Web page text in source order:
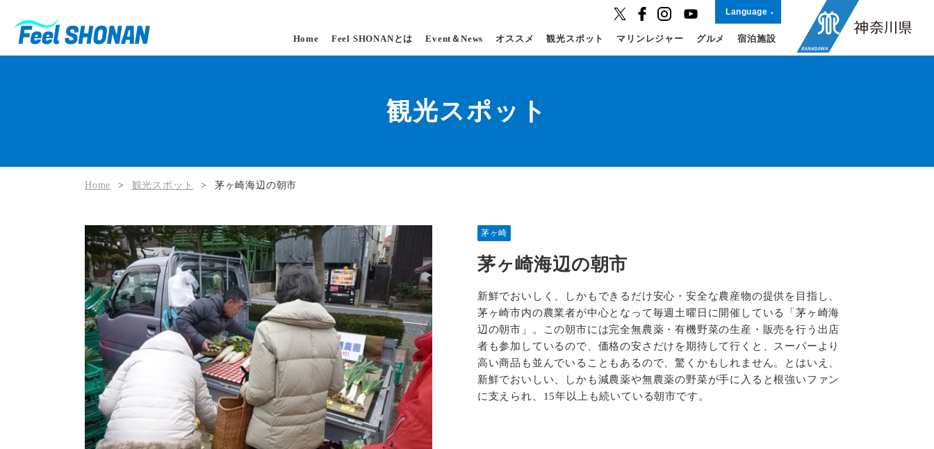
Language
Home Feel SHONANとは Event＆News オススメ 観光スポット マリンレジャー グルメ 宿泊施設
観光スポット
Home > 観光スポット > 茅ヶ崎海辺の朝市
茅ヶ崎
茅ヶ崎海辺の朝市
新鮮でおいしく、しかもできるだけ安心・安全な農産物の提供を目指し、
茅ヶ崎市内の農業者が中心となって毎週土曜日に開催している「茅ヶ崎海
辺の朝市」。この朝市には完全無農薬・有機野菜の生産・販売を行う出店
者も参加しているので、価格の安さだけを期待して行くと、スーパーより
高い商品も並んでいることもあるので、驚くかもしれません。とはいえ、
新鮮でおいしい、しかも減農薬や無農薬の野菜が手に入ると根強いファン
に支えられ、15年以上も続いている朝市です。